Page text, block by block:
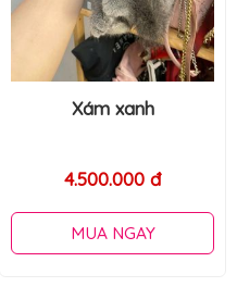
Ragdoll
32.000.000 đ
MUA NGAY